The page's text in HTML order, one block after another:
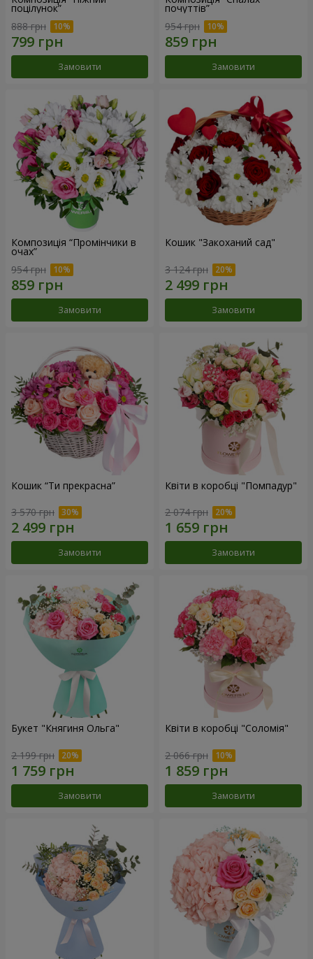
поцілунок”
888 грн
Замовити
почуттів”
954 грн
Замовити
Композиція “Промінчики в
очах”
954 грн
Замовити
Кошик "Закоханий сад"
3 124 грн
Замовити
Кошик “Ти прекрасна”
3 570 грн
Замовити
Квіти в коробці "Помпадур"
2 074 грн
Замовити
Букет "Княгиня Ольга"
2 199 грн
Замовити
Квіти в коробці "Соломія"
2 066 грн
Замовити